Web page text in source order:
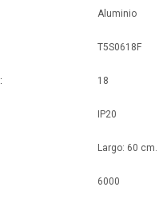
Aluminio
T5S0618F
18
IP20
Largo: 60
6000